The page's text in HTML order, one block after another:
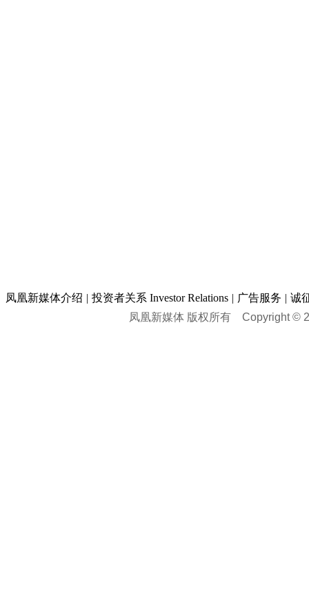
凤凰新媒体介绍 | 投资者关系 Investor Relations | 广告服务 | 诚
凤凰新媒体 版权所有 Copyright ©